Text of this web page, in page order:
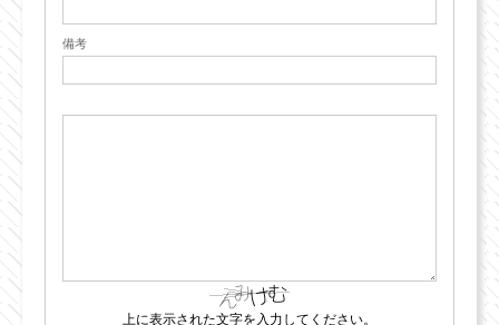
備考
上に表示された文字を入力してください。